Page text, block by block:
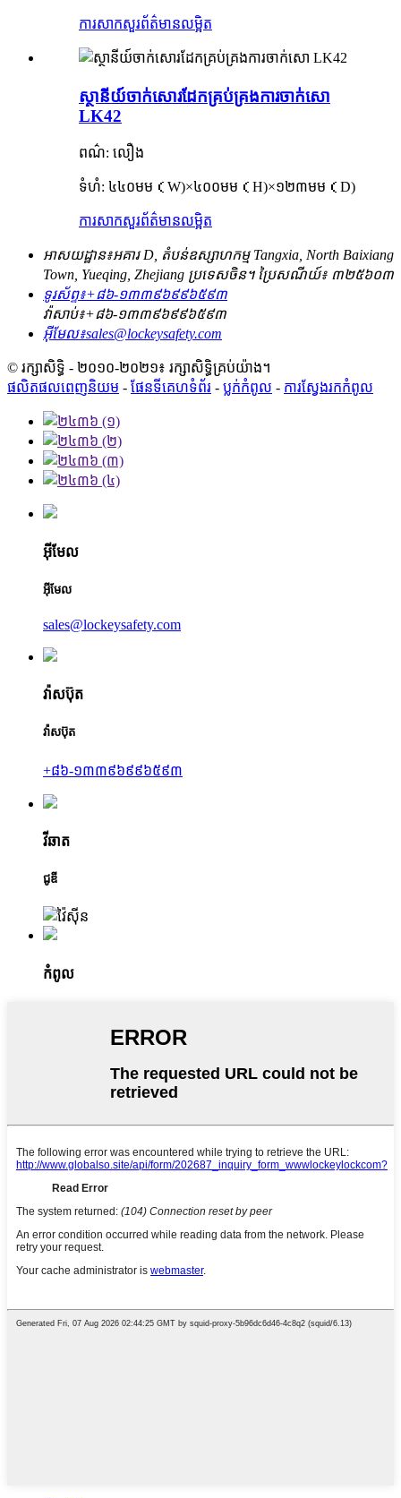
ការសាកសួរព័ត៌មានលម្អិត
ស្ថានីយ៍ចាក់សោរដែកគ្រប់គ្រងការចាក់សោ
LK42
ពណ៌: លឿង
ទំហំ: ៤៤០មម （ W)×៤០០មម （ H)×១២៣មម （ D)
ការសាកសួរព័ត៌មានលម្អិត
អាសយដ្ឋាន៖អគារ D, តំបន់ឧស្សាហកម្ម Tangxia, North Baixiang
Town, Yueqing, Zhejiang ប្រទេសចិន។ ប្រៃសណីយ៍៖ ៣២៥៦០៣
ទូរស័ព្ទ៖+៨៦-១៣៣៩៦៩៩៦៥៩៣
វ៉ាសាប់៖+៨៦-១៣៣៩៦៩៩៦៥៩៣
អ៊ីមែល៖sales@lockeysafety.com
© រក្សាសិទ្ធិ - ២០១០-២០២១៖ រក្សាសិទ្ធិគ្រប់យ៉ាង។
ផលិតផលពេញនិយម - ផែនទីគេហទំព័រ - ប្លក់​កំពូល - ការស្វែងរកកំពូល
អ៊ីមែល
អ៊ីមែល
sales@lockeysafety.com
វ៉ាសប៊ុត
វ៉ាសប៊ុត
+៨៦-១៣៣៩៦៩៩៦៥៩៣
វីឆាត
ជូឌី
កំពូល